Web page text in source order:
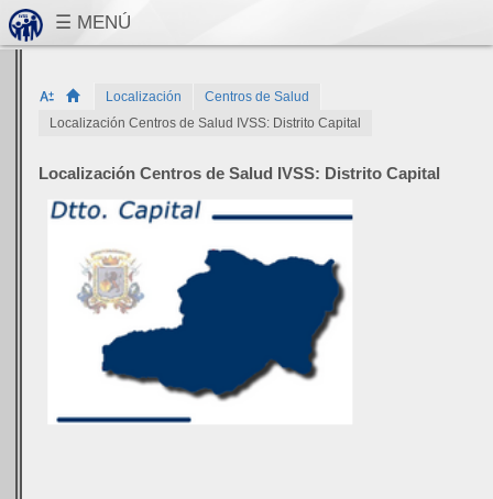
Localización
Centros de Salud
Localización Centros de Salud IVSS: Distrito Capital
Localización Centros de Salud IVSS: Distrito Capital